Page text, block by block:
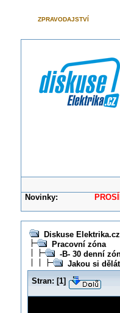
ZPRAVODAJSTVÍ
Novinky: PROSÍME
Diskuse Elektrika.cz
Pracovní zóna
-B- 30 denní
Jakou si
Stran: [1]